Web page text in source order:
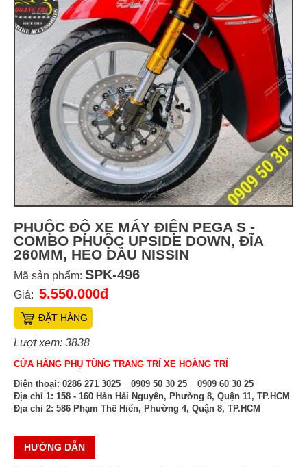
PHUỘC ĐỘ XE MÁY ĐIỆN PEGA S -
COMBO PHUỘC UPSIDE DOWN, ĐĨA
260MM, HEO DẦU NISSIN
Mã sản phẩm: SPK-496
Giá: 5.550.000đ
ĐẶT HÀNG
Lượt xem: 3838
CỬA HÀNG PHỤ TÙNG TRANG TRÍ XE HOÀNG TRÍ
Điện thoại: 0286 271 3025 _ 0909 50 30 25 _ 0909 60 30 25
Địa chỉ 1: 158 - 160 Hàn Hải Nguyên, Phường 8, Quận 11, TP.HCM
Địa chỉ 2: 586 Phạm Thế Hiển, Phường 4, Quận 8, TP.HCM
HƯỚNG DẪN